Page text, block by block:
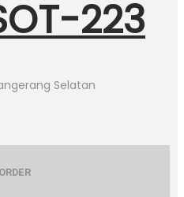
223
Selatan